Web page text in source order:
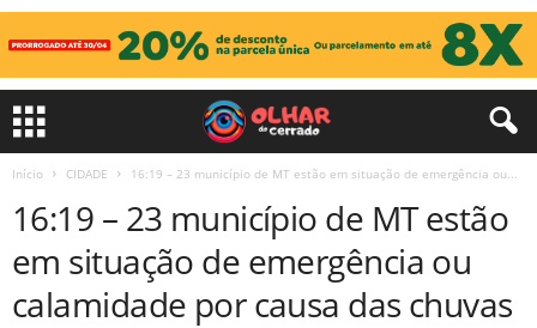
Início CIDADE 16:19 – 23 município de MT estão em situação de emergência ou...
16:19 – 23 município de MT estão
em situação de emergência ou
calamidade por causa das chuvas